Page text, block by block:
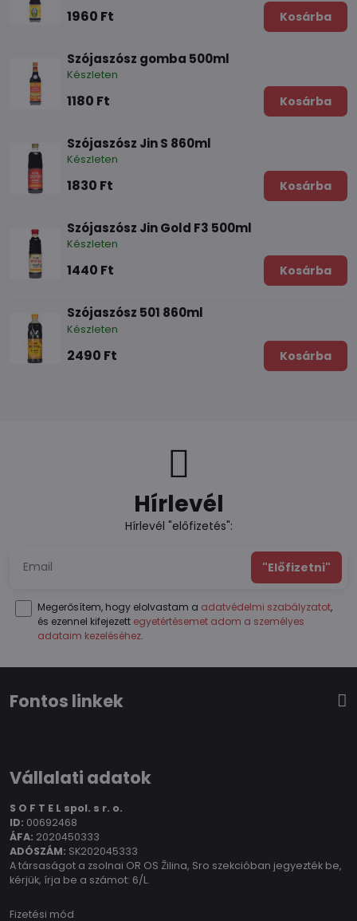
1960 Ft Kosárba
Szójaszósz gomba 500ml
Készleten
1180 Ft Kosárba
Szójaszósz Jin S 860ml
Készleten
1830 Ft Kosárba
Szójaszósz Jin Gold F3 500ml
Készleten
1440 Ft Kosárba
Szójaszósz 501 860ml
Készleten
2490 Ft Kosárba
Hírlevél
Hírlevél "előfizetés":
"Előfizetni"
Megerősítem, hogy elolvastam a adatvédelmi szabályzatot,
és ezennel kifejezett egyetértésemet adom a személyes
adataim kezeléséhez.
Fontos linkek
Vállalati adatok
S O F T E L spol. s r. o.
ID: 00692468
ÁFA: 2020450333
ADÓSZÁM: SK202045333
A társaságot a zsolnai OR OS Žilina, Sro szekcióban jegyezték be,
kérjük, írja be a számot: 6/L.
Fizetési mód